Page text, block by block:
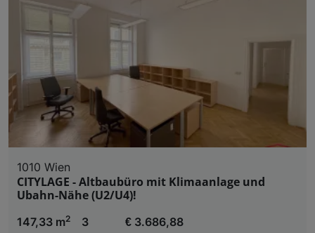
1010 Wien
CITYLAGE - Altbaubüro mit Klimaanlage und
Ubahn-Nähe (U2/U4)!
147,33 m2
3 € 3.686,88